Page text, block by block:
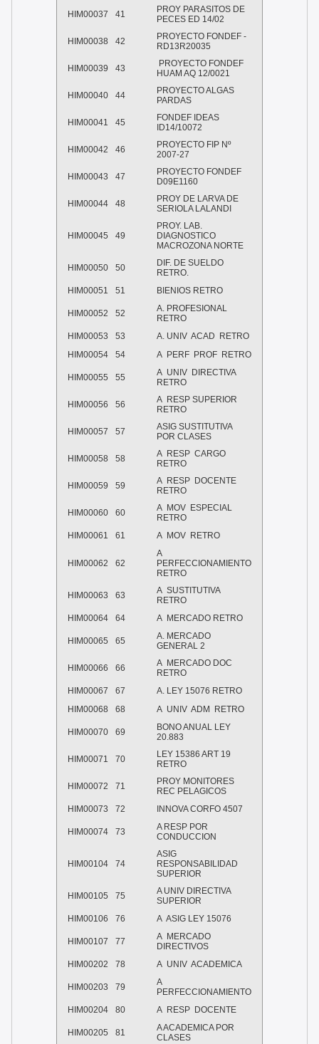
HIM00037 41
PROY PARASITOS DE
PECES ED 14/02
HIM00038 42
PROYECTO FONDEF -
RD13R20035
HIM00039 43
PROYECTO FONDEF
HUAM AQ 12/0021
HIM00040 44
PROYECTO ALGAS
PARDAS
HIM00041 45
FONDEF IDEAS
ID14/10072
HIM00042 46
PROYECTO FIP Nº
2007-27
HIM00043 47
PROYECTO FONDEF
D09E1160
HIM00044 48
PROY DE LARVA DE
SERIOLA LALANDI
HIM00045 49
PROY. LAB.
DIAGNOSTICO
MACROZONA NORTE
HIM00050 50
DIF. DE SUELDO
RETRO.
HIM00051
51 BIENIOS RETRO
HIM00052 52
A. PROFESIONAL
RETRO
HIM00053
53
A. UNIV ACAD RETRO
HIM00054
54 A PERF PROF RETRO
HIM00055 55
A UNIV DIRECTIVA
RETRO
HIM00056 56
A RESP SUPERIOR
RETRO
HIM00057 57
ASIG SUSTITUTIVA
POR CLASES
HIM00058 58
A RESP CARGO
RETRO
HIM00059 59
A RESP DOCENTE
RETRO
HIM00060 60
A MOV ESPECIAL
RETRO
HIM00061
61 A MOV RETRO
HIM00062 62
A
PERFECCIONAMIENTO
RETRO
HIM00063 63
A SUSTITUTIVA
RETRO
HIM00064
64 A MERCADO RETRO
HIM00065 65
A. MERCADO
GENERAL 2
HIM00066 66
A MERCADO DOC
RETRO
HIM00067
67
A. LEY 15076 RETRO
HIM00068
68 A UNIV ADM RETRO
HIM00070 69
BONO ANUAL LEY
20.883
HIM00071 70
LEY 15386 ART 19
RETRO
HIM00072 71
PROY MONITORES
REC PELAGICOS
HIM00073
72 INNOVA CORFO 4507
HIM00074 73
A RESP POR
CONDUCCION
HIM00104 74
ASIG
RESPONSABILIDAD
SUPERIOR
HIM00105 75
A UNIV DIRECTIVA
SUPERIOR
HIM00106
76 A ASIG LEY 15076
HIM00107 77
A MERCADO
DIRECTIVOS
HIM00202
78 A UNIV ACADEMICA
HIM00203 79
A
PERFECCIONAMIENTO
HIM00204
80 A RESP DOCENTE
HIM00205 81
A ACADEMICA POR
CLASES